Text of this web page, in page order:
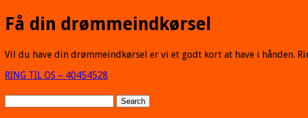
Få din drømmeindkørsel
Vil du have din drømmeindkørsel er vi et godt kort at have i hånden.
RING TIL OS – 40454528